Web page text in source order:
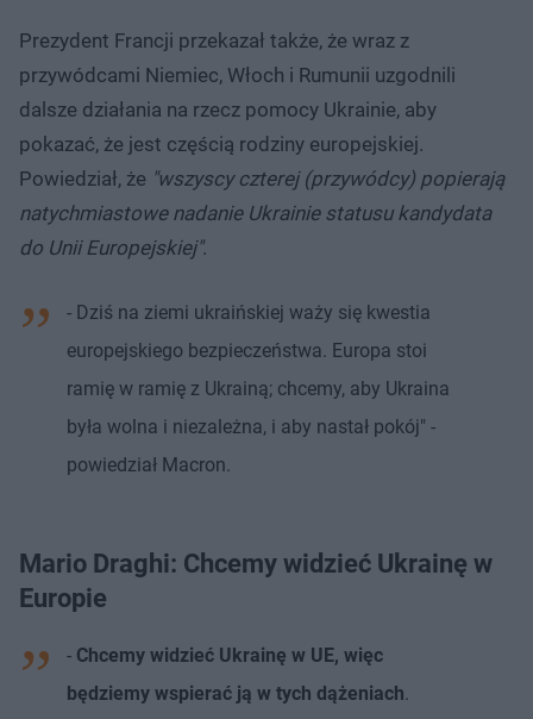
Prezydent Francji przekazał także, że wraz z
przywódcami Niemiec, Włoch i Rumunii uzgodnili
dalsze działania na rzecz pomocy Ukrainie, aby
pokazać, że jest częścią rodziny europejskiej.
Powiedział, że "wszyscy czterej (przywódcy) popierają
natychmiastowe nadanie Ukrainie statusu kandydata
do Unii Europejskiej".
- Dziś na ziemi ukraińskiej waży się kwestia
europejskiego bezpieczeństwa. Europa stoi
ramię w ramię z Ukrainą; chcemy, aby Ukraina
była wolna i niezależna, i aby nastał pokój" -
powiedział Macron.
Mario Draghi: Chcemy widzieć Ukrainę w
Europie
- Chcemy widzieć Ukrainę w UE, więc
będziemy wspierać ją w tych dążeniach.